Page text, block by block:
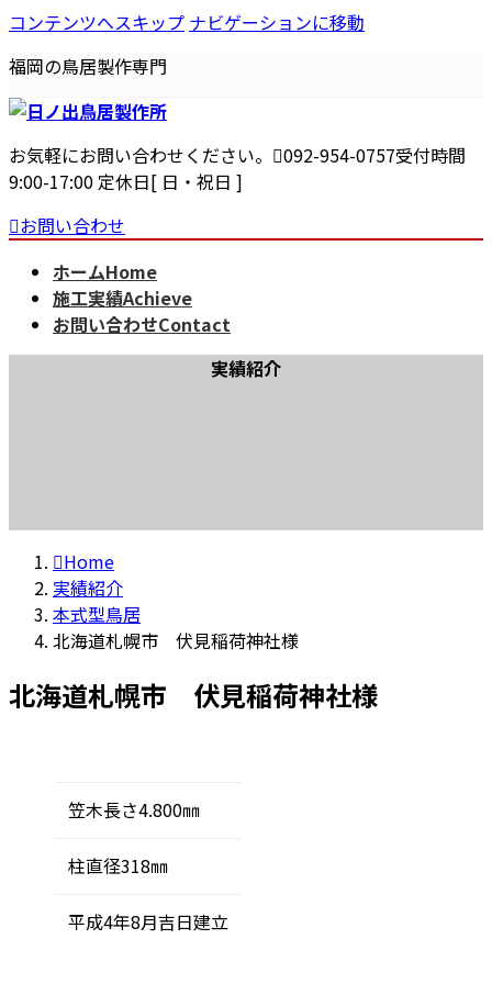
コンテンツへスキップ ナビゲーションに移動
福岡の鳥居製作専門
お気軽にお問い合わせください。 092-954-0757受付時間
9:00-17:00 定休日[ 日・祝日 ]
お問い合わせ
ホームHome
施工実績Achieve
お問い合わせContact
実績紹介
Home
実績紹介
本式型鳥居
北海道札幌市 伏見稲荷神社様
北海道札幌市 伏見稲荷神社様
笠木長さ4.800㎜
柱直径318㎜
平成4年8月吉日建立